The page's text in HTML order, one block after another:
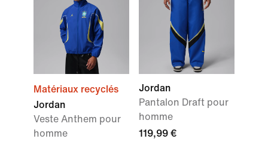
Matériaux recyclés
Jordan
Veste Anthem pour
homme
Jordan
Pantalon Draft pour
homme
119,99 €